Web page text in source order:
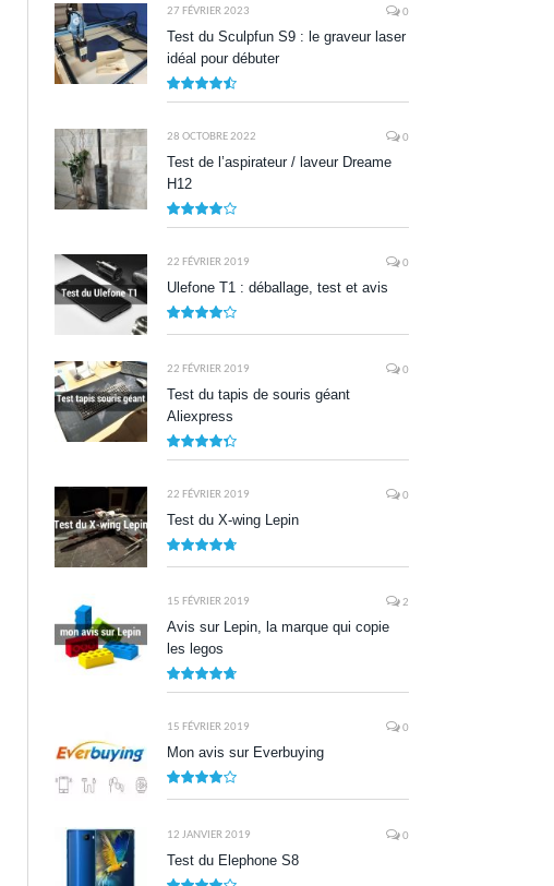
27 FÉVRIER 2023 0
Test du Sculpfun S9 : le graveur laser
idéal pour débuter
28 OCTOBRE 2022 0
Test de l’aspirateur / laveur Dreame
H12
22 FÉVRIER 2019 0
Ulefone T1 : déballage, test et avis
22 FÉVRIER 2019 0
Test du tapis de souris géant
Aliexpress
22 FÉVRIER 2019 0
Test du X-wing Lepin
15 FÉVRIER 2019 2
Avis sur Lepin, la marque qui copie
les legos
15 FÉVRIER 2019 0
Mon avis sur Everbuying
12 JANVIER 2019 0
Test du Elephone S8